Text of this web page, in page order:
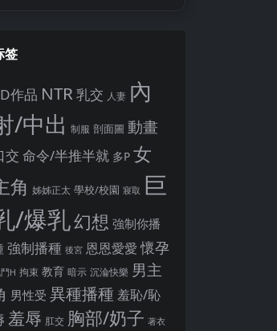
签
作品 NTR乳交 人妻 內
/中出 制服 剖面圖 動畫
交 命令/半推半就 多P 女
角 姊姊正太 學校/校園 寢取 巨
/爆乳幻想 強制你播
強制播種 後宮 恩恩愛愛 懷孕
H 拘束 教育 暗示 沉淪快樂 男主
男性受 異種播種 羞恥/恥
羞辱 肛交 胸部/奶子 著衣